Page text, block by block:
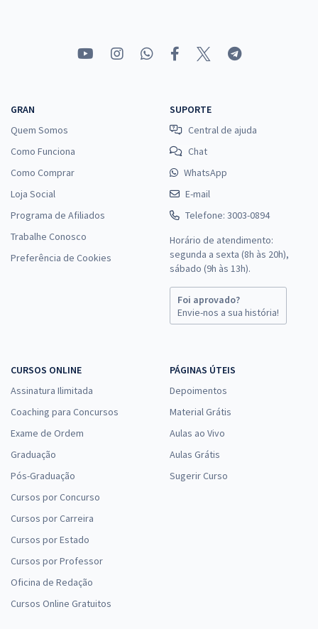
à vista
17,32
Economize R$ 51,96 (-20%)
Comprar
UFAC - Universidade Federal do Estado do Acre - Nutricionista
à vista
R$22,65
Economize R$ 67,96 (-20%)
Comprar
GRAN
Quem Somos
Como Funciona
Como Comprar
Loja Social
Programa de Afiliados
Trabalhe Conosco
Preferência de Cookies
SUPORTE
Central de ajuda
Chat
WhatsApp
E-mail
Telefone: 3003-0894
Horário de atendimento:
segunda a sexta (8h às 20h),
sábado (9h às 13h).
Foi aprovado?
Envie-nos a sua história!
CURSOS ONLINE
Assinatura Ilimitada
Coaching para Concursos
Exame de Ordem
Graduação
Pós-Graduação
Cursos por Concurso
Cursos por Carreira
Cursos por Estado
Cursos por Professor
Oficina de Redação
Cursos Online Gratuitos
PÁGINAS ÚTEIS
Depoimentos
Material Grátis
Aulas ao Vivo
Aulas Grátis
Sugerir Curso